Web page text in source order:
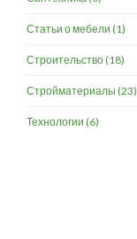
Статьи о мебели (1)
Строительство(18)
Стройматериалы (23)
Технологии (6)